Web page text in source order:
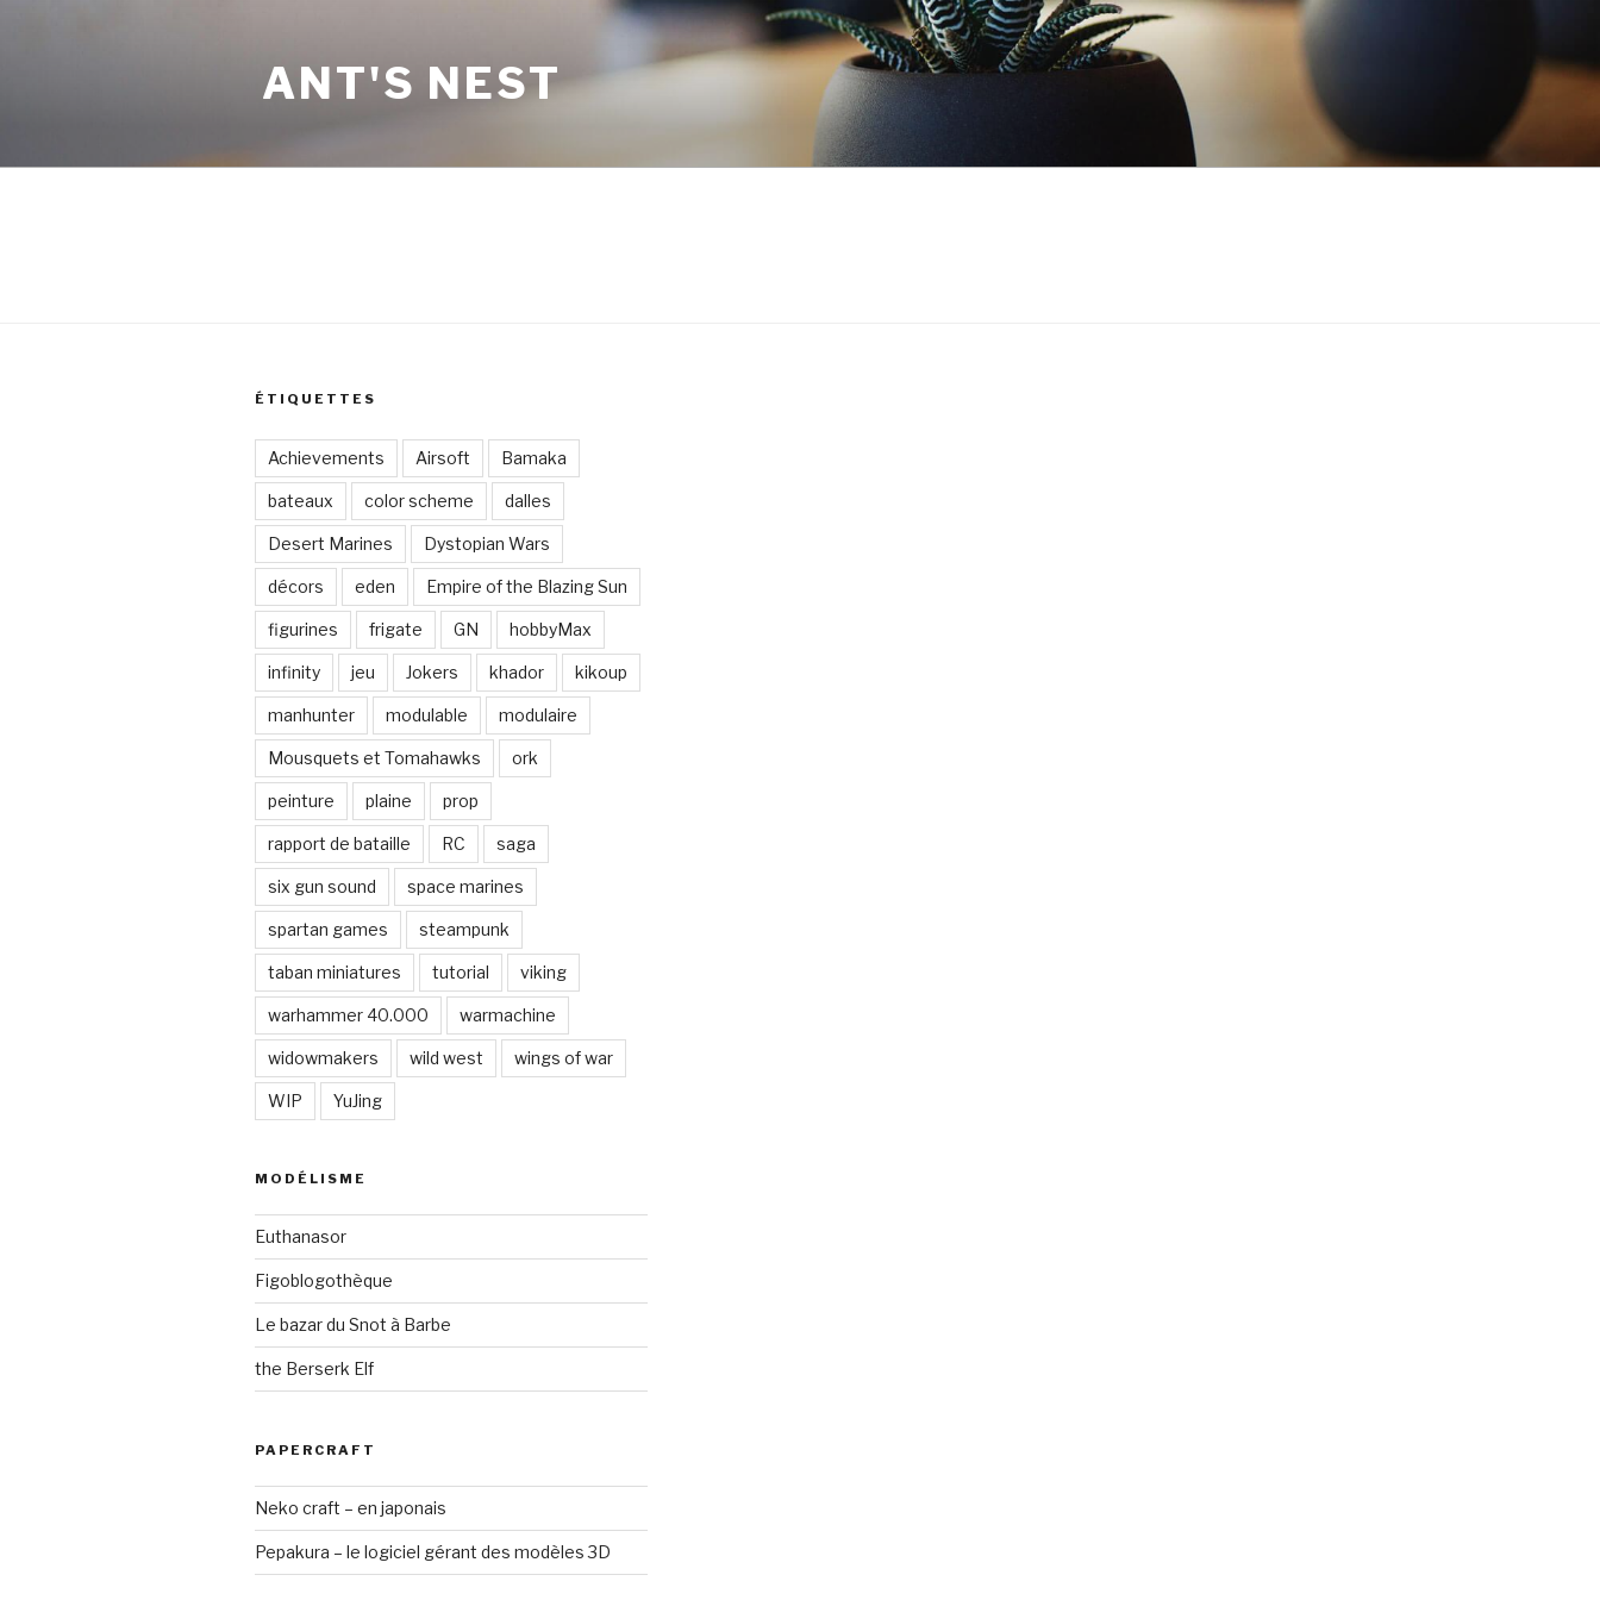
ANT'S NEST
ÉTIQUETTES
Achievements Airsoft Bamaka
bateaux color scheme dalles
Desert Marines Dystopian Wars
décors eden Empire of the Blazing Sun
figurines frigate GN hobbyMax
infinity jeu Jokers khador kikoup
manhunter modulable modulaire
Mousquets et Tomahawks ork
peinture plaine prop
rapport de bataille RC saga
six gun sound space marines
spartan games steampunk
taban miniatures tutorial viking
warhammer 40.000 warmachine
widowmakers wild west wings of war
WIP YuJing
MODÉLISME
Euthanasor
Figoblogothèque
Le bazar du Snot à Barbe
the Berserk Elf
PAPERCRAFT
Neko craft – en japonais
Pepakura – le logiciel gérant des modèles 3D